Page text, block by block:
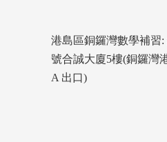
港島區銅鑼灣數學補習:
號合誠大廈5樓(銅鑼灣
A 出口)